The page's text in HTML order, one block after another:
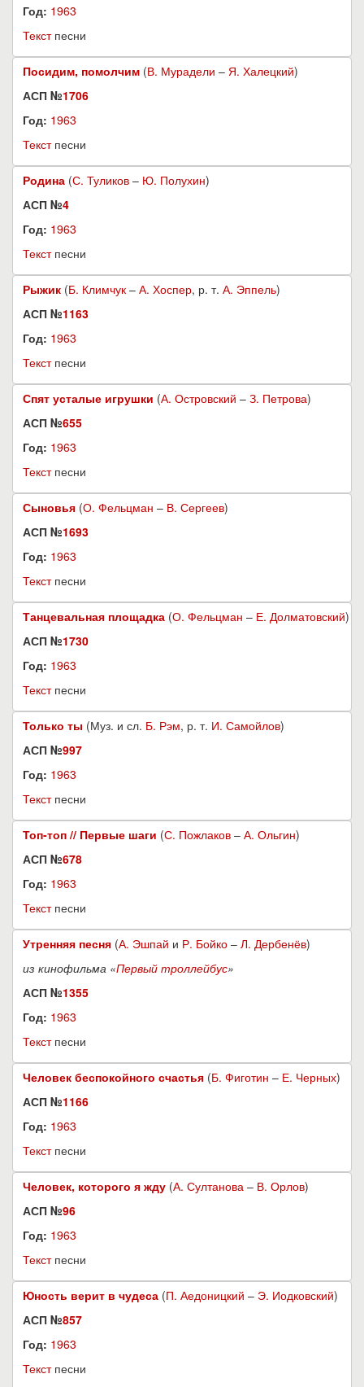
Год: 1963
Текстпесни
Посидим, помолчим (В. Мурадели – Я. Халецкий)
АСП №1706
Год: 1963
Текстпесни
Родина (С. Туликов – Ю. Полухин)
АСП №4
Год: 1963
Текстпесни
Рыжик (Б. Климчук – А. Хоспер, р. т. А. Эппель)
АСП №1163
Год: 1963
Текстпесни
Спят усталые игрушки (А. Островский – З. Петрова)
АСП №655
Год: 1963
Текстпесни
Сыновья (О. Фельцман – В. Сергеев)
АСП №1693
Год: 1963
Текстпесни
Танцевальная площадка (О. Фельцман – Е. Долматовский)
АСП №1730
Год: 1963
Текстпесни
Только ты (Муз. и сл. Б. Рэм, р. т. И. Самойлов)
АСП №997
Год: 1963
Текстпесни
Топ-топ // Первые шаги (С. Пожлаков – А. Ольгин)
АСП №678
Год: 1963
Текстпесни
Утренняя песня (А. Эшпай и Р. Бойко – Л. Дербенёв)
из кинофильма «Первый троллейбус»
АСП №1355
Год: 1963
Текстпесни
Человек беспокойного счастья (Б. Фиготин – Е. Черных)
АСП №1166
Год: 1963
Текстпесни
Человек, которого я жду (А. Султанова – В. Орлов)
АСП №96
Год: 1963
Текстпесни
Юность верит в чудеса (П. Аедоницкий – Э. Иодковский)
АСП №857
Год: 1963
Текстпесни